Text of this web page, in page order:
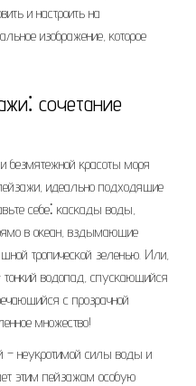
и настроить на
изображение, которое
сочетание
безмятежной красоты моря
идеально подходящие
себе⁚ каскады воды,
в океан, вздымающие
тропической зеленью. Или,
водопад, спускающийся
с прозрачной
множество!
– неукротимой силы воды и
этим пейзажам особую